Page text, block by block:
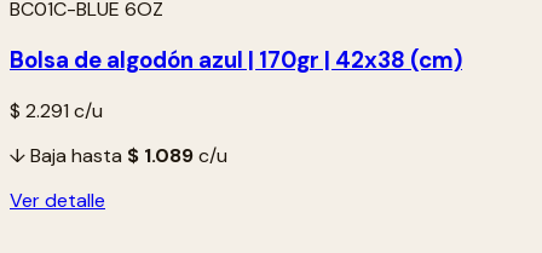
BC01C-BLUE 6OZ
Bolsa de algodón azul | 170gr | 42x38 (cm)
$ 2.291 c/u
↓ Baja hasta $ 1.089c/u
Ver detalle